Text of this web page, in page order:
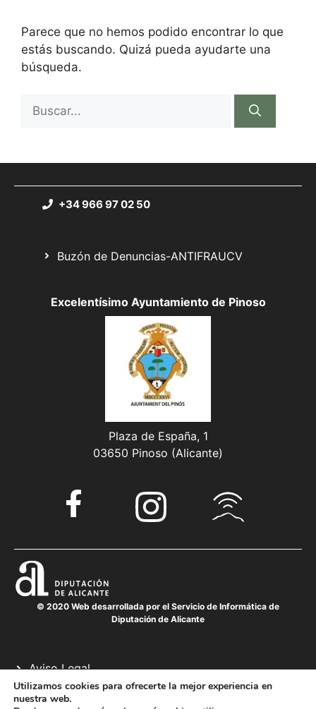
Parece que no hemos podido encontrar lo que
estás buscando. Quizá pueda ayudarte una
búsqueda.
+34 966 97 02 50
Buzón de Denuncias-ANTIFRAUCV
Excelentísimo Ayuntamiento de Pinoso
Plaza de España, 1
03650 Pinoso (Alicante)
© 2020 Web desarrollada por el Servicio de Informática de
Diputación de Alicante
Aviso Legal
Política de cookies
Política de privacidad
Utilizamos cookies para ofrecerte la mejor experiencia en
nuestra web.